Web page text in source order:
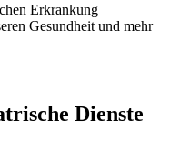
Erkrankung
Gesundheit und mehr
Dienste